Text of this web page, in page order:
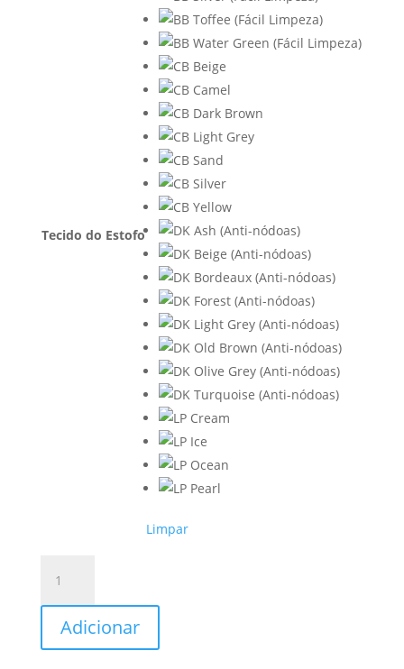
Tecido do Estofo
Limpar
Sofá
Chaise-
longue
Adicionar